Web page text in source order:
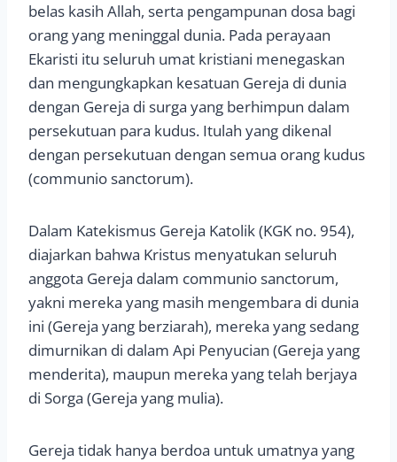
belas kasih Allah, serta pengampunan dosa bagi
orang yang meninggal dunia. Pada perayaan
Ekaristi itu seluruh umat kristiani menegaskan
dan mengungkapkan kesatuan Gereja di dunia
dengan Gereja di surga yang berhimpun dalam
persekutuan para kudus. Itulah yang dikenal
dengan persekutuan dengan semua orang kudus
(communio sanctorum).
Dalam Katekismus Gereja Katolik (KGK no. 954),
diajarkan bahwa Kristus menyatukan seluruh
anggota Gereja dalam communio sanctorum,
yakni mereka yang masih mengembara di dunia
ini (Gereja yang berziarah), mereka yang sedang
dimurnikan di dalam Api Penyucian (Gereja yang
menderita), maupun mereka yang telah berjaya
di Sorga (Gereja yang mulia).
Gereja tidak hanya berdoa untuk umatnya yang